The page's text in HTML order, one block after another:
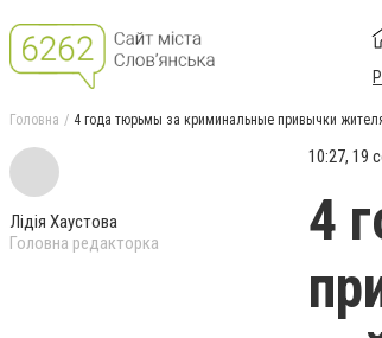
Головна 4 года тюрьмы за криминальные привычки
Лідія Хаустова
Головна редакторка
10:27, 19
4